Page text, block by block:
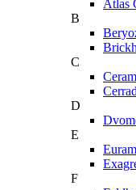
Atlas
B
C
D
E
F